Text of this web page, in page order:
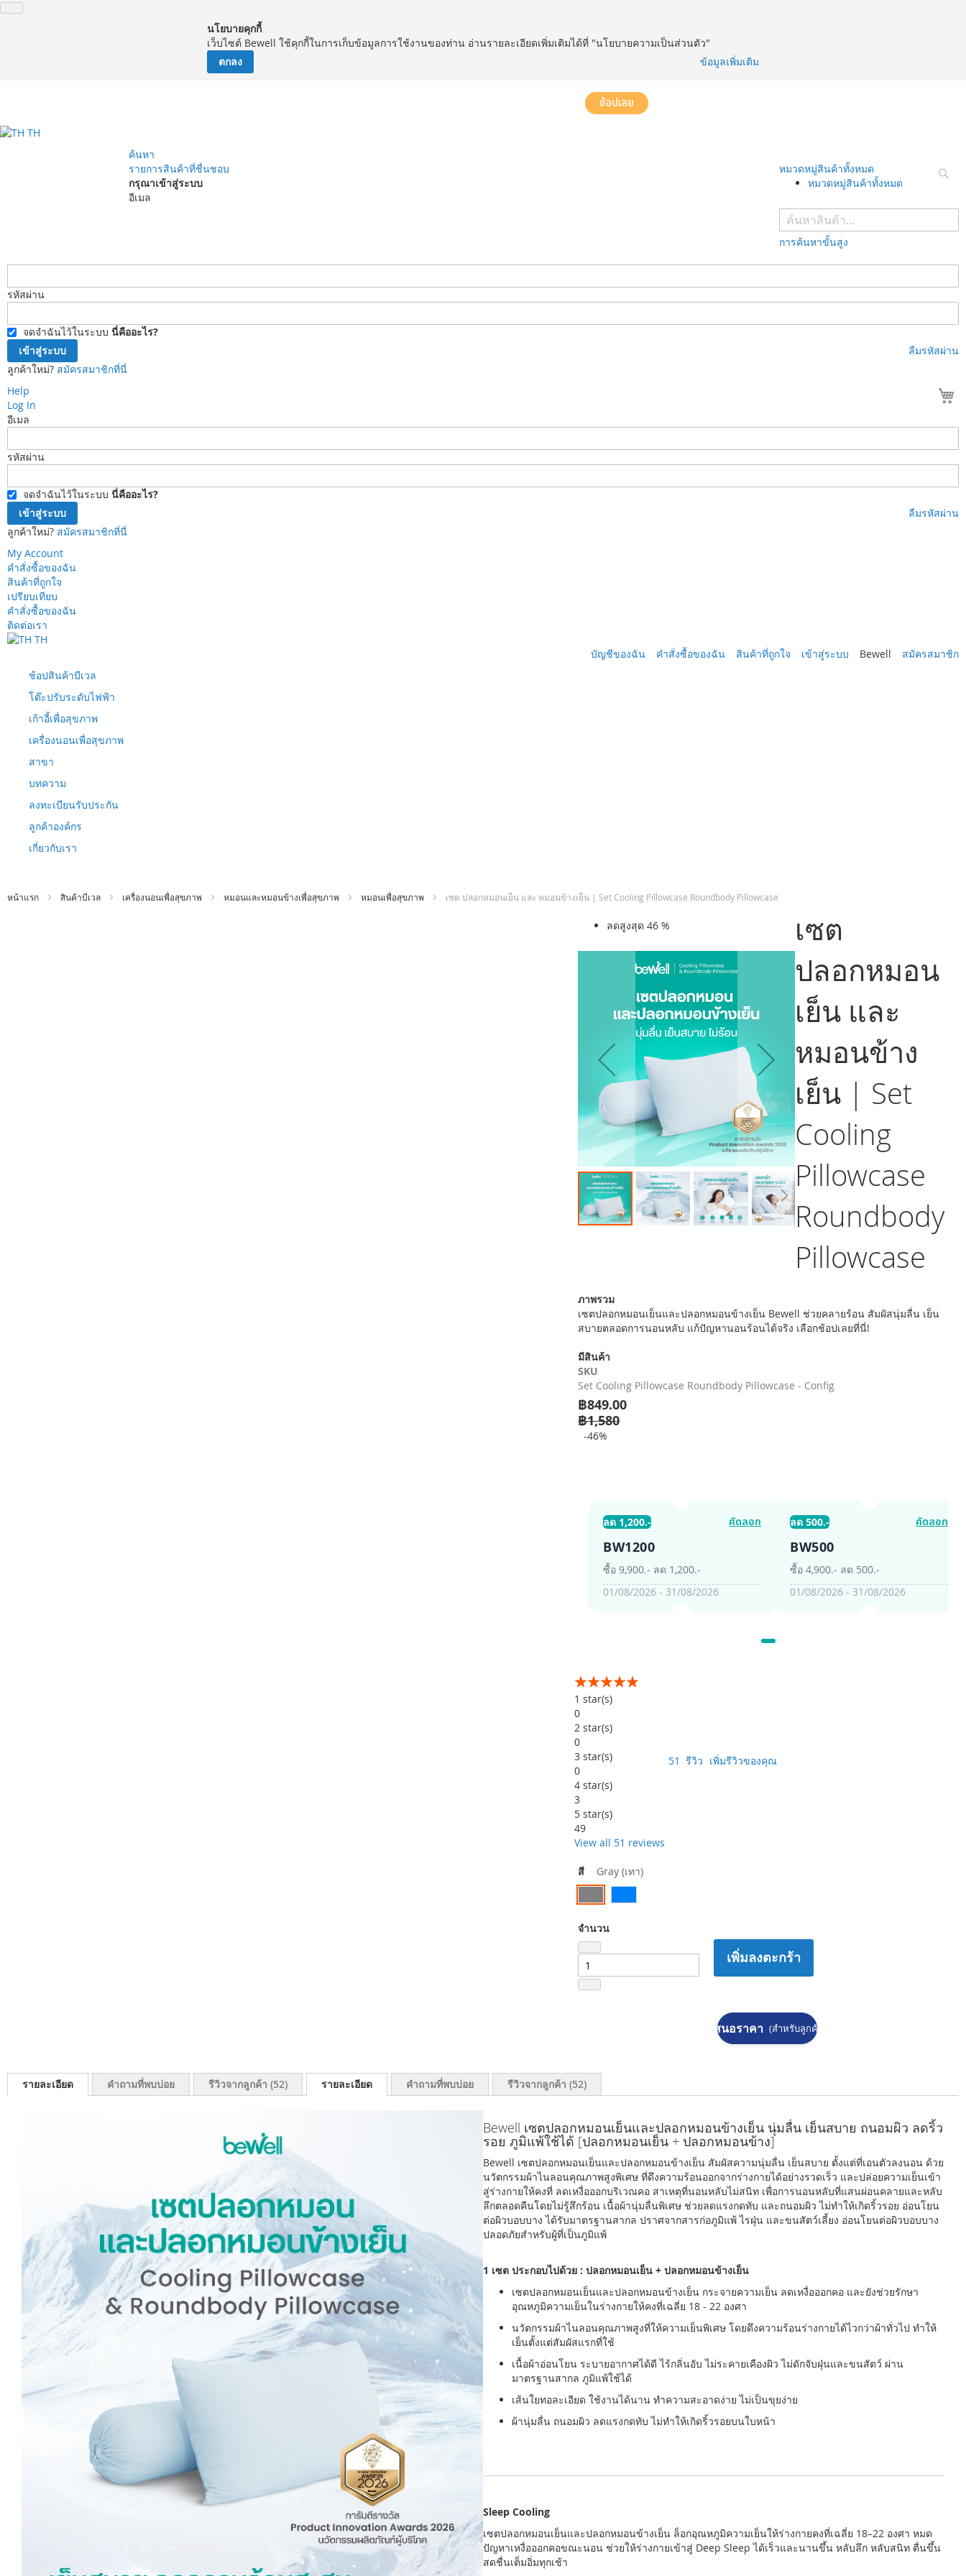
นโยบายคุกกี้
เว็บไซต์ Bewell ใช้คุกกี้ในการเก็บข้อมูลการใช้งานของท่าน อ่านรายละเอียดเพิ่มเติมได้ที่ "นโยบายความเป็นส่วนตัว"
ข้อมูลเพิ่มเติม
ตกลง
ช้อปเลย
TH
ค้นหา
หมวดหมู่สินค้าทั้งหมด
หมวดหมู่สินค้าทั้งหมด
การค้นหาขั้นสูง
รายการสินค้าที่ชื่นชอบ
กรุณาเข้าสู่ระบบ
อีเมล
รหัสผ่าน
จดจำฉันไว้ในระบบ นี่คืออะไร?
เข้าสู่ระบบ
ลืมรหัสผ่าน
ลูกค้าใหม่? สมัครสมาชิกที่นี่
Help
Log In
อีเมล
รหัสผ่าน
จดจำฉันไว้ในระบบ นี่คืออะไร?
เข้าสู่ระบบ
ลืมรหัสผ่าน
ลูกค้าใหม่? สมัครสมาชิกที่นี่
My Account
คำสั่งซื้อของฉัน
สินค้าที่ถูกใจ
เปรียบเทียบ
คำสั่งซื้อของฉัน
ติดต่อเรา
TH
บัญชีของฉัน
คำสั่งซื้อของฉัน สินค้าที่ถูกใจ เข้าสู่ระบบ Bewell สมัครสมาชิก
เนื้อหา
ช้อปสินค้าบีเวล
โต๊ะปรับระดับไฟฟ้า
เก้าอี้เพื่อสุขภาพ
เครื่องนอนเพื่อสุขภาพ
สาขา
บทความ
ลงทะเบียนรับประกัน
ลูกค้าองค์กร
เกี่ยวกับเรา
หน้าแรก สินค้าบีเวล เครื่องนอนเพื่อสุขภาพ หมอนและหมอนข้างเพื่อสุขภาพ หมอนเพื่อสุขภาพ เซต ปลอกหมอนเย็น และ หมอนข้างเย็น | Set Cooling Pillowcase Roundbody Pillowcase
ข้าม
ที่
รูปภาพ
ลดสูงสุด 46 %
ต้น
ของ
แกล
เลอ
รี
รูปภาพ
เซต
ปลอกหมอน
เย็น และ
หมอนข้าง
เย็น | Set
Cooling
Pillowcase
Roundbody
Pillowcase
ภาพรวม
เซตปลอกหมอนเย็นและปลอกหมอนข้างเย็น Bewell ช่วยคลายร้อน สัมผัสนุ่มลื่น เย็น
สบายตลอดการนอนหลับ แก้ปัญหานอนร้อนได้จริง เลือกช้อปเลยที่นี่!
มีสินค้า
SKU
Set Cooling Pillowcase Roundbody Pillowcase - Config
฿849.00
฿1,580
-46%
ลด 1,200.- คัดลอก
BW1200
ซื้อ 9,900.- ลด 1,200.-
01/08/2026 - 31/08/2026
ลด 500.- คัดลอก
BW500
ซื้อ 4,900.- ลด 500.-
01/08/2026 - 31/08/2026
อันดับ:
99% of100
1star(s)
0
2star(s)
0
3star(s)
0
4star(s)
3
5star(s)
49
View all 51 reviews
51 รีวิว เพิ่มรีวิวของคุณ
สี Gray (เทา)
จำนวน
เพิ่มลงตะกร้า
ขอใบเสนอราคา (สำหรับลูกค้าองค์กร)
รายละเอียด คำถามที่พบบ่อย รีวิวจากลูกค้า 52 รายละเอียด
Bewell เซตปลอกหมอนเย็นและปลอกหมอนข้างเย็น นุ่มลื่น เย็นสบาย ถนอมผิว ลดริ้ว
รอย ภูมิแพ้ใช้ได้ [ปลอกหมอนเย็น + ปลอกหมอนข้าง]
Bewell เซตปลอกหมอนเย็นและปลอกหมอนข้างเย็น สัมผัสความนุ่มลื่น เย็นสบาย ตั้งแต่ที่เอนตัวลงนอน ด้วย
นวัตกรรมผ้าไนลอนคุณภาพสูงพิเศษ ที่ดึงความร้อนออกจากร่างกายได้อย่างรวดเร็ว และปล่อยความเย็นเข้า
สู่ร่างกายให้คงที่ ลดเหงื่อออกบริเวณคอ สาเหตุที่นอนหลับไม่สนิท เพื่อการนอนหลับที่แสนผ่อนคลายและหลับ
ลึกตลอดคืนโดยไม่รู้สึกร้อน เนื้อผ้านุ่มลื่นพิเศษ ช่วยลดแรงกดทับ และถนอมผิว ไม่ทำให้เกิดริ้วรอย อ่อนโยน
ต่อผิวบอบบาง ได้รับมาตรฐานสากล ปราศจากสารก่อภูมิแพ้ ไรฝุ่น และขนสัตว์เลี้ยง อ่อนโยนต่อผิวบอบบาง
ปลอดภัยสำหรับผู้ที่เป็นภูมิแพ้
1 เซต ประกอบไปด้วย : ปลอกหมอนเย็น + ปลอกหมอนข้างเย็น
เซตปลอกหมอนเย็นและปลอกหมอนข้างเย็น กระจายความเย็น ลดเหงื่อออกคอ และยังช่วยรักษา
อุณหภูมิความเย็นในร่างกายให้คงที่เฉลี่ย 18 - 22 องศา
นวัตกรรมผ้าไนลอนคุณภาพสูงที่ให้ความเย็นพิเศษ โดยดึงความร้อนร่างกายได้ไวกว่าผ้าทั่วไป ทำให้
เย็นตั้งแต่สัมผัสแรกที่ใช้
เนื้อผ้าอ่อนโยน ระบายอากาศได้ดี ไร้กลิ่นอับ ไม่ระคายเคืองผิว ไม่ดักจับฝุ่นและขนสัตว์ ผ่าน
มาตรฐานสากล ภูมิแพ้ใช้ได้
เส้นใยทอละเอียด ใช้งานได้นาน ทำความสะอาดง่าย ไม่เป็นขุยง่าย
ผ้านุ่มลื่น ถนอมผิว ลดแรงกดทับ ไม่ทำให้เกิดริ้วรอยบนใบหน้า
Sleep Cooling
เซตปลอกหมอนเย็นและปลอกหมอนข้างเย็น ล็อกอุณหภูมิความเย็นให้ร่างกายคงที่เฉลี่ย 18–22 องศา หมด
ปัญหาเหงื่อออกคอขณะนอน ช่วยให้ร่างกายเข้าสู่ Deep Sleep ได้เร็วและนานขึ้น หลับลึก หลับสนิท ตื่นขึ้น
สดชื่นเต็มอิ่มทุกเช้า
คำถามที่พบบ่อย รีวิวจากลูกค้า 52